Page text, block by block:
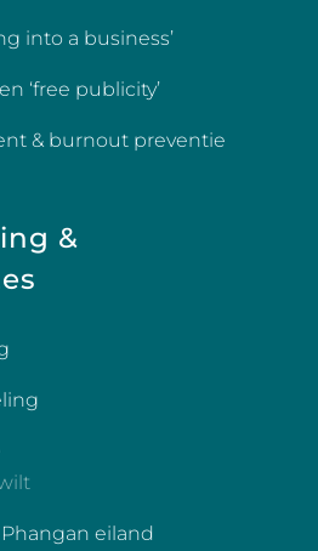
into a business’
‘free publicity’
& burnout preventie
&
eiland